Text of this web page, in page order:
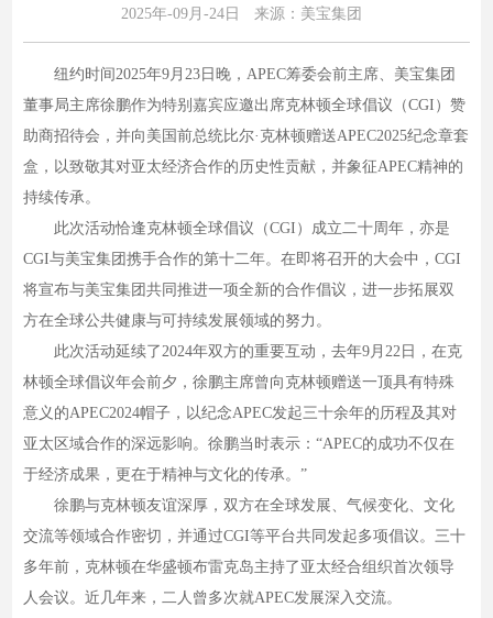
2025年-09月-24日 来源：美宝集团
纽约时间2025年9月23日晚，APEC筹委会前主席、美宝集团
董事局主席徐鹏作为特别嘉宾应邀出席克林顿全球倡议（CGI）赞
助商招待会，并向美国前总统比尔·克林顿赠送APEC2025纪念章套
盒，以致敬其对亚太经济合作的历史性贡献，并象征APEC精神的
持续传承。
此次活动恰逢克林顿全球倡议（CGI）成立二十周年，亦是
CGI与美宝集团携手合作的第十二年。在即将召开的大会中，CGI
将宣布与美宝集团共同推进一项全新的合作倡议，进一步拓展双
方在全球公共健康与可持续发展领域的努力。
此次活动延续了2024年双方的重要互动，去年9月22日，在克
林顿全球倡议年会前夕，徐鹏主席曾向克林顿赠送一顶具有特殊
意义的APEC2024帽子，以纪念APEC发起三十余年的历程及其对
亚太区域合作的深远影响。徐鹏当时表示：“APEC的成功不仅在
于经济成果，更在于精神与文化的传承。”
徐鹏与克林顿友谊深厚，双方在全球发展、气候变化、文化
交流等领域合作密切，并通过CGI等平台共同发起多项倡议。三十
多年前，克林顿在华盛顿布雷克岛主持了亚太经合组织首次领导
人会议。近几年来，二人曾多次就APEC发展深入交流。